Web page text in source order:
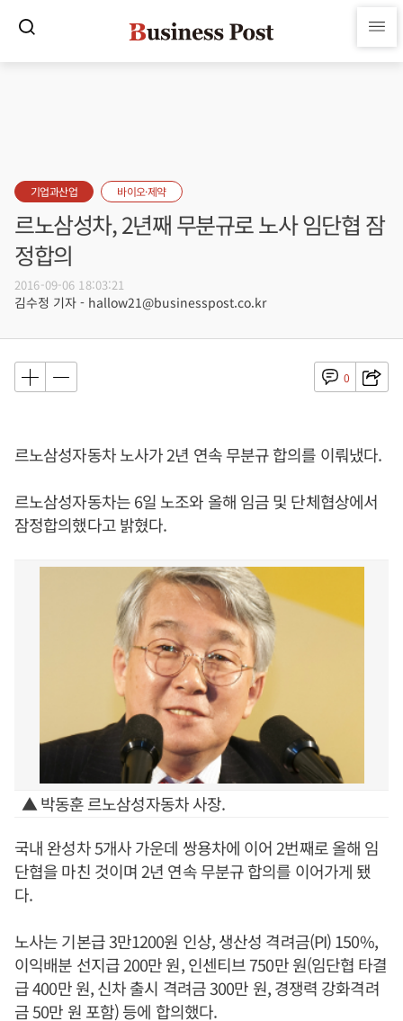
기업과산업 바이오·제약
르노삼성차, 2년째 무분규로 노사 임단협 잠
정합의
2016-09-06 18:03:21
김수정 기자 - hallow21@businesspost.co.kr
0
르노삼성자동차 노사가 2년 연속 무분규 합의를 이뤄냈다.
르노삼성자동차는 6일 노조와 올해 임금 및 단체협상에서
잠정합의했다고 밝혔다.
▲ 박동훈 르노삼성자동차 사장.
국내 완성차 5개사 가운데 쌍용차에 이어 2번째로 올해 임
단협을 마친 것이며 2년 연속 무분규 합의를 이어가게 됐
다.
노사는 기본급 3만1200원 인상, 생산성 격려금(PI) 150%,
이익배분 선지급 200만 원, 인센티브 750만 원(임단협 타결
급 400만 원, 신차 출시 격려금 300만 원, 경쟁력 강화격려
금 50만 원 포함) 등에 합의했다.